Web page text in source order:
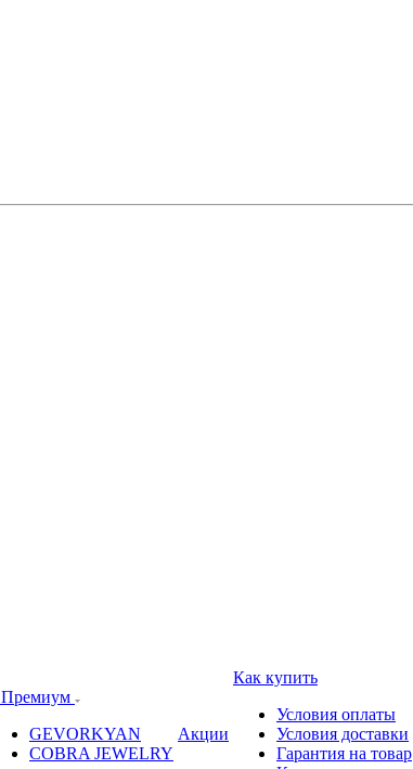
Премиум
GEVORKYAN
COBRA JEWELRY
Акции
Как купить
Условия оплаты
Условия доставки
Гарантия на товар